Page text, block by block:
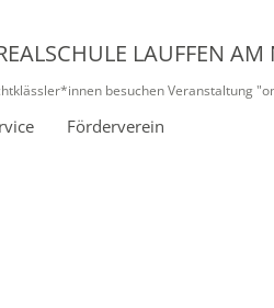
LAUFFEN AM
besuchen Veranstaltung
Förderverein